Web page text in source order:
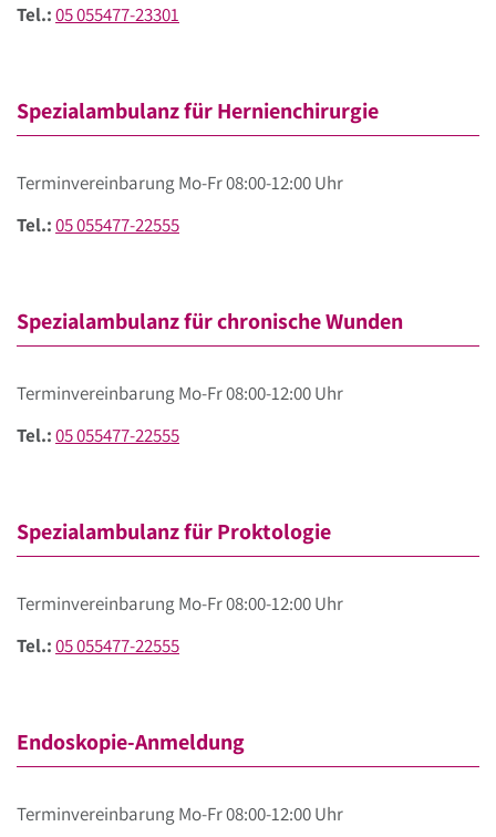
Tel.:05 055477-23301
Spezialambulanz für Hernienchirurgie
Terminvereinbarung Mo-Fr 08:00-12:00 Uhr
Tel.:05 055477-22555
Spezialambulanz für chronische Wunden
Terminvereinbarung Mo-Fr 08:00-12:00 Uhr
Tel.:05 055477-22555
Spezialambulanz für Proktologie
Terminvereinbarung Mo-Fr 08:00-12:00 Uhr
Tel.:05 055477-22555
Endoskopie-Anmeldung
Terminvereinbarung Mo-Fr 08:00-12:00 Uhr